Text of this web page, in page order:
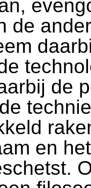
de
de
en